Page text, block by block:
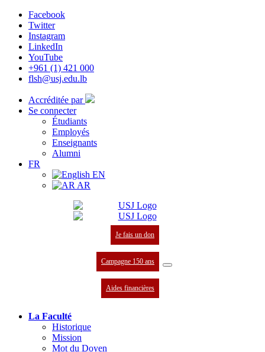
Facebook
Twitter
Instagram
LinkedIn
YouTube
+961 (1) 421 000
flsh@usj.edu.lb
Accréditée par
Se connecter
Étudiants
Employés
Enseignants
Alumni
FR
EN
AR
Je fais un don
Campagne 150 ans
Aides financières
La Faculté
Historique
Mission
Mot du Doyen